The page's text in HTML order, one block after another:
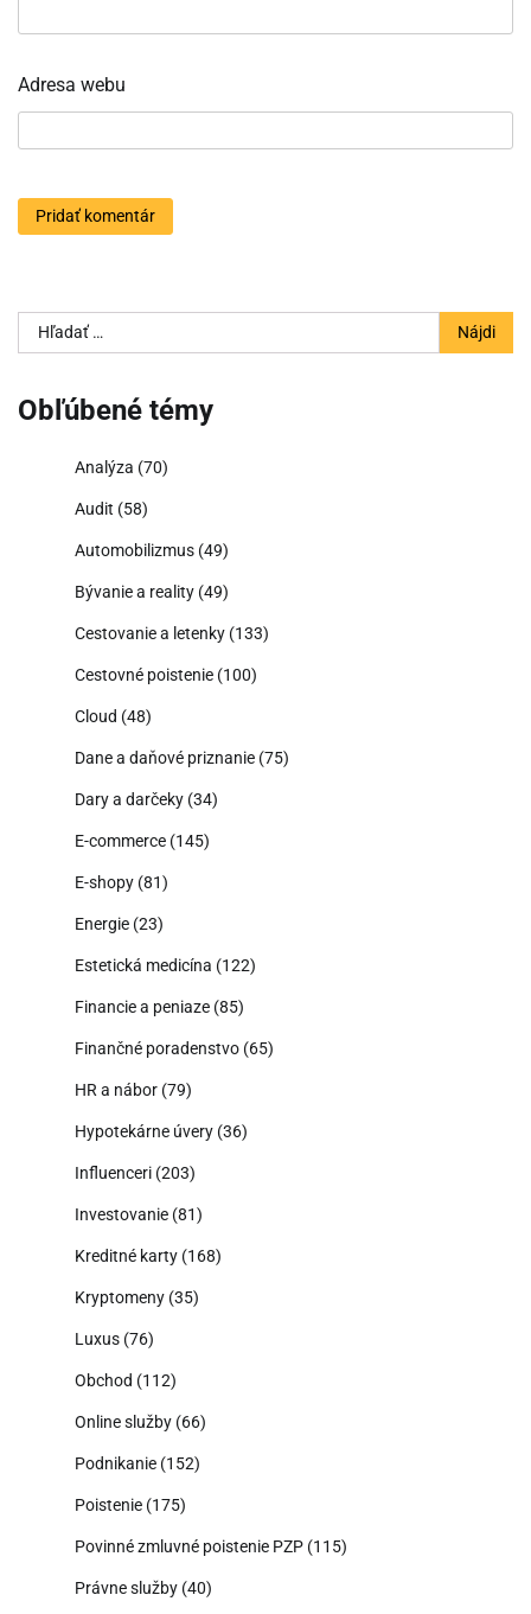
Adresa webu
Hľadať:
Obľúbené témy
Analýza (70)
Audit (58)
Automobilizmus (49)
Bývanie a reality (49)
Cestovanie a letenky (133)
Cestovné poistenie (100)
Cloud (48)
Dane a daňové priznanie (75)
Dary a darčeky (34)
E-commerce (145)
E-shopy (81)
Energie (23)
Estetická medicína (122)
Financie a peniaze (85)
Finančné poradenstvo (65)
HR a nábor (79)
Hypotekárne úvery (36)
Influenceri (203)
Investovanie (81)
Kreditné karty (168)
Kryptomeny (35)
Luxus (76)
Obchod (112)
Online služby (66)
Podnikanie (152)
Poistenie (175)
Povinné zmluvné poistenie PZP (115)
Právne služby (40)